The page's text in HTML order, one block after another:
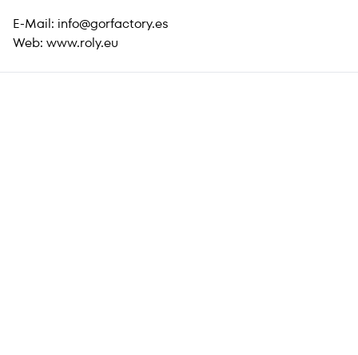
E-Mail: info@gorfactory.es
Web: www.roly.eu